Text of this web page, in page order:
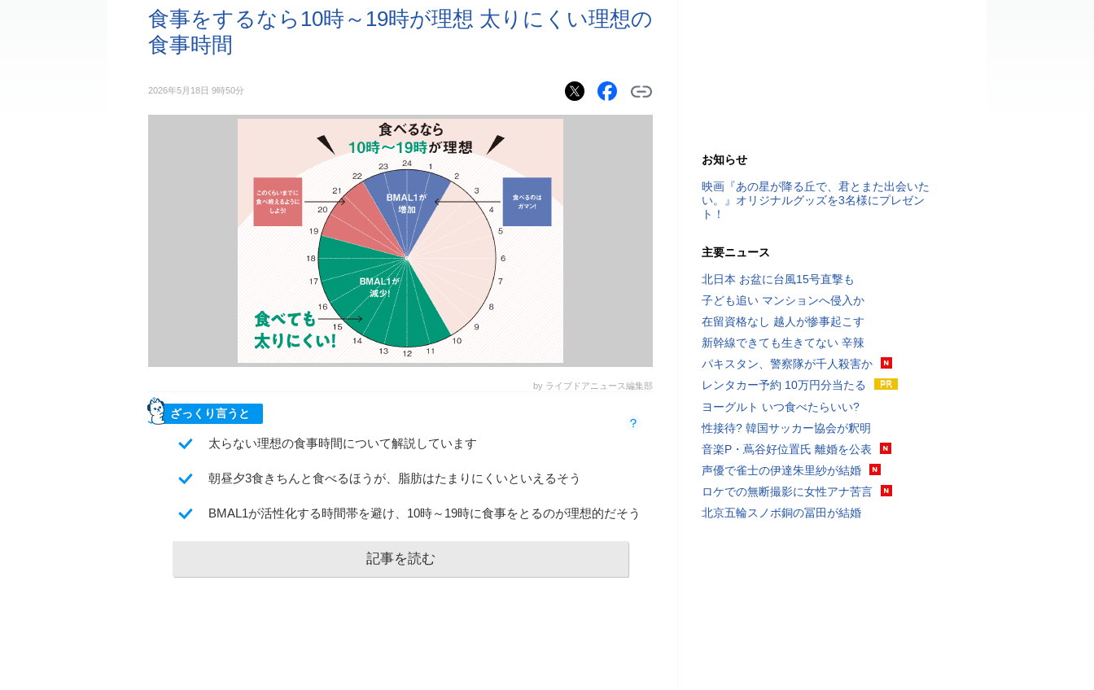
食事をするなら10時～19時が理想 太りにくい理想の
食事時間
2026年5月18日 9時50分
by ライブドアニュース編集部
ざっくり言うと
太らない理想の食事時間について解説しています
朝昼夕3食きちんと食べるほうが、脂肪はたまりにくいといえるそう
BMAL1が活性化する時間帯を避け、10時～19時に食事をとるのが理想的だそう
記事を読む
お知らせ
映画『あの星が降る丘で、君とまた出会いた
い。』オリジナルグッズを3名様にプレゼン
ト！
主要ニュース
北日本 お盆に台風15号直撃も
子ども追い マンションへ侵入か
在留資格なし 越人が惨事起こす
新幹線できても生きてない 辛辣
パキスタン、警察隊が千人殺害か
レンタカー予約 10万円分当たる
ヨーグルト いつ食べたらいい?
性接待? 韓国サッカー協会が釈明
音楽P・蔦谷好位置氏 離婚を公表
声優で雀士の伊達朱里紗が結婚
ロケでの無断撮影に女性アナ苦言
北京五輪スノボ銅の冨田が結婚